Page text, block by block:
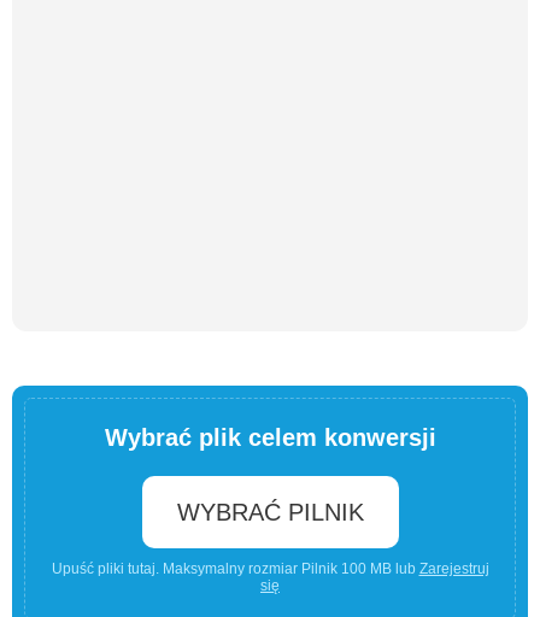
Wybrać plik celem konwersji
WYBRAĆ PILNIK
Upuść pliki tutaj. Maksymalny rozmiar Pilnik 100 MB lub Zarejestruj
się